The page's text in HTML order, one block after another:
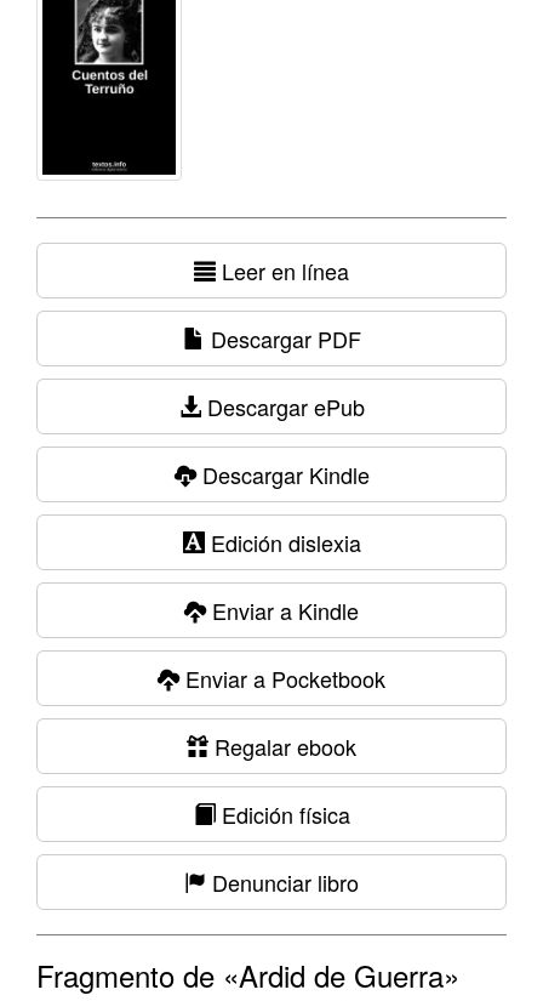
Leer en línea
Descargar PDF
Descargar ePub
Descargar Kindle
Edición dislexia
Enviar a Kindle
Enviar a Pocketbook
Regalar ebook
Edición física
Denunciar libro
Fragmento de «Ardid de Guerra»